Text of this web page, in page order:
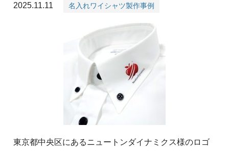
2025.11.11 名入れワイシャツ製作事例
東京都中央区にあるニュートンダイナミクス様のロゴ